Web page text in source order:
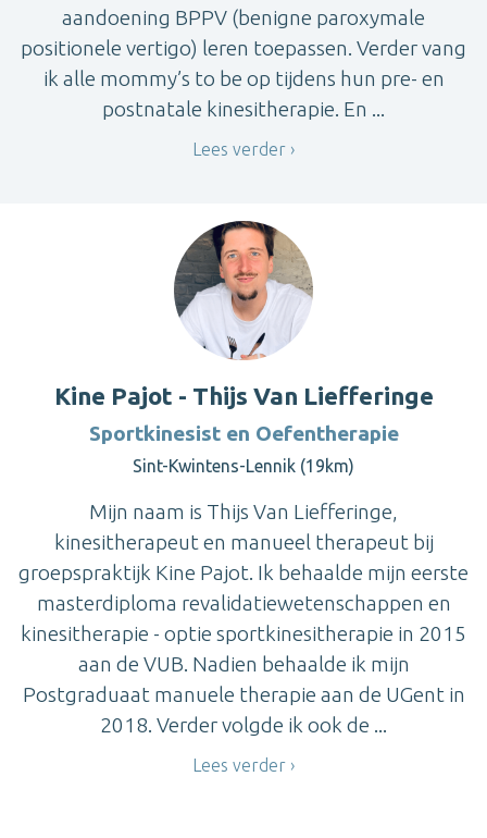
aandoening BPPV (benigne paroxymale
positionele vertigo) leren toepassen. Verder vang
ik alle mommy’s to be op tijdens hun pre- en
postnatale kinesitherapie. En ...
Lees verder
Kine Pajot - Thijs Van Liefferinge
Sportkinesist en Oefentherapie
Sint-Kwintens-Lennik (19km)
Mijn naam is Thijs Van Liefferinge,
kinesitherapeut en manueel therapeut bij
groepspraktijk Kine Pajot. Ik behaalde mijn eerste
masterdiploma revalidatiewetenschappen en
kinesitherapie - optie sportkinesitherapie in 2015
aan de VUB. Nadien behaalde ik mijn
Postgraduaat manuele therapie aan de UGent in
2018. Verder volgde ik ook de ...
Lees verder